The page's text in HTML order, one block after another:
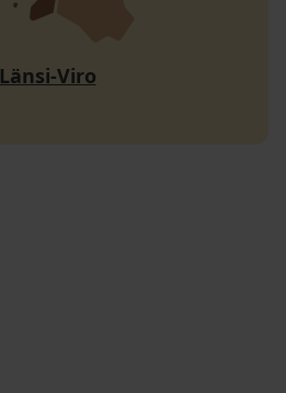
Länsi-Viro